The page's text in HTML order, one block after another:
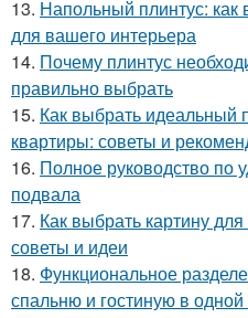
13. Напольный плинтус:
для вашего интерьера
14. Почему плинтус
правильно выбрать
15. Как выбрать идеальный
квартиры: советы и
16. Полное руководство по
подвала
17. Как выбрать картину
советы и идеи
18. Функциональное
спальню и гостиную в